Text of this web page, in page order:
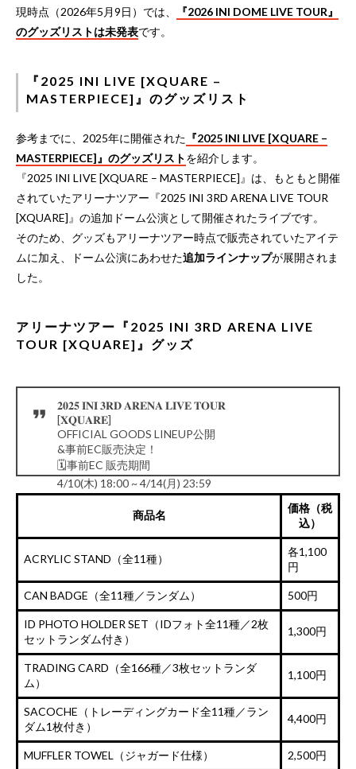
現時点（2026年5月9日）では、
『2026 INI DOME LIVE TOUR』
のグッズリストは未発表です。
『2025 INI LIVE [XQUARE –
MASTERPIECE]』のグッズリスト
参考までに、2025年に開催された 『2025 INI LIVE [XQUARE –
MASTERPIECE]』のグッズリストを紹介します。
『2025 INI LIVE [XQUARE – MASTERPIECE]』は、もともと開催
されていたアリーナツアー『2025 INI 3RD ARENA LIVE TOUR
[XQUARE]』の追加ドーム公演として開催されたライブです。
そのため、グッズもアリーナツアー時点で販売されていたアイテ
ムに加え、ドーム公演にあわせた追加ラインナップが展開されま
した。
アリーナツアー『2025 INI 3RD ARENA LIVE
TOUR [XQUARE]』グッズ
𝟐𝟎𝟐𝟓 𝐈𝐍𝐈 𝟑𝐑𝐃 𝐀𝐑𝐄𝐍𝐀 𝐋𝐈𝐕𝐄 𝐓𝐎𝐔𝐑
[𝐗𝐐𝐔𝐀𝐑𝐄]
OFFICIAL GOODS LINEUP公開
&事前EC販売決定！
🗓️事前EC 販売期間
4/10(木) 18:00 ~ 4/14(月) 23:59
▼詳細はこちら
https://t.co/JeMXgzBsJF
#INI_XQUARE
— INI (@official__INI)April 9, 2025
商品名
価格（税
込）
ACRYLIC STAND（全11種）
各1,100
円
CAN BADGE（全11種／ランダム） 500円
ID PHOTO HOLDER SET（IDフォト全11種／2枚
セットランダム付き）
1,300円
TRADING CARD（全166種／3枚セットランダ
ム）
1,100円
SACOCHE（トレーディングカード全11種／ラン
ダム1枚付き）
4,400円
MUFFLER TOWEL（ジャガード仕様） 2,500円